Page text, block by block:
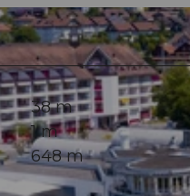
38 m
1 m
648 m